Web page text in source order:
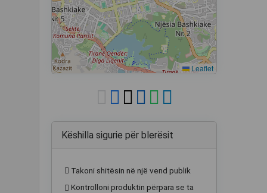
Leaflet
Këshilla sigurie për blerësit
Takoni shitësin në një vend publik
Kontrolloni produktin përpara se ta